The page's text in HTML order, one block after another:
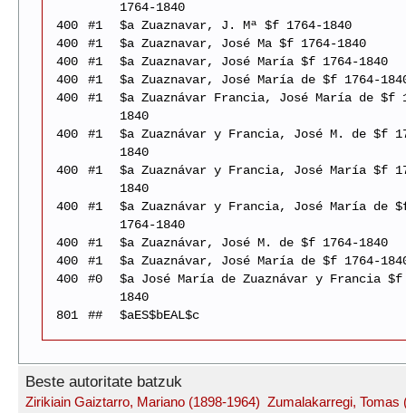
1764-1840
400
#1
$a Zuaznavar, J. Mª $f 1764-1840
400
#1
$a Zuaznavar, José Ma $f 1764-1840
400
#1
$a Zuaznavar, José María $f 1764-1840
400
#1
$a Zuaznavar, José María de $f 1764-
400
#1
$a Zuaznávar Francia, José María de $f
1840
400
#1
$a Zuaznávar y Francia, José M. de $f
1840
400
#1
$a Zuaznávar y Francia, José María $f
1840
400
#1
$a Zuaznávar y Francia, José María de
1764-1840
400
#1
$a Zuaznávar, José M. de $f 1764-1840
400
#1
$a Zuaznávar, José María de $f 1764-
400
#0
$a José María de Zuaznávar y Francia $f
1840
801
## $aES$bEAL$c
Beste autoritate batzuk
Zirikiain Gaiztarro, Mariano (1898-1964) Zumalakarregi, Tomas